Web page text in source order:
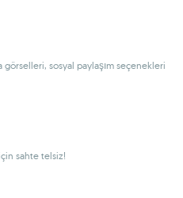
sosyal paylaşım seçenekleri
sahte telsiz!